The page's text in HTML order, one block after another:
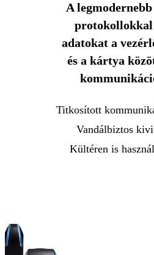
A
protokollokkal
adatokat a
és a kártya
Titkosított
Vandálbiztos
Kültéren is